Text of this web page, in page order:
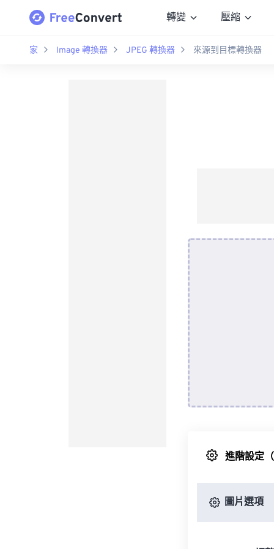
轉變 壓縮
家 Image 轉換器 JPEG 轉換器 來源到目標轉換器
進階設定
圖片選項